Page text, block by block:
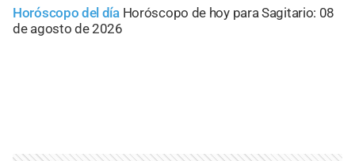
Horóscopo del día Horóscopo de hoy para Sagitario: 08
de agosto de 2026